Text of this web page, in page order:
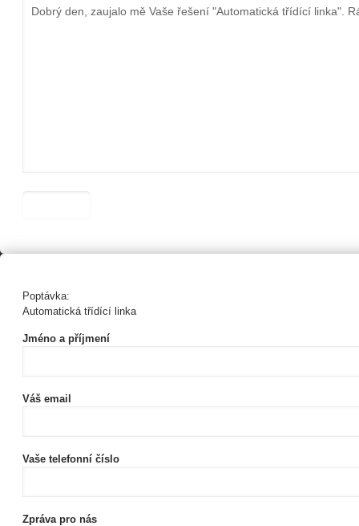
Poptávka:
Automatická třídící linka
Jméno a příjmení
Váš email
Vaše telefonní číslo
Zpráva pro nás